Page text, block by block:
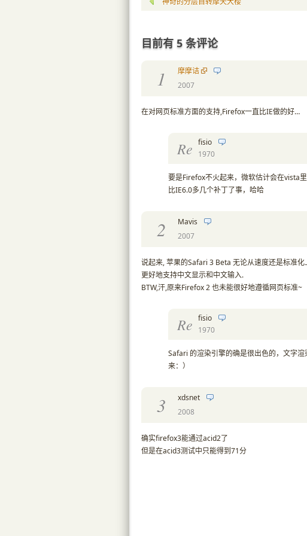
目前有 5 条评论
1
摩摩诘
2007
在对网页标准方面的支持,Firefox一直比IE做的好…
Re fisio
1970
要是Firefox不火起来，微软估计会在vista
比IE6.0多几个补丁了事，哈哈
2
Mavis
2007
说起来, 苹果的Safari 3 Beta 无论从速度还是标准
更好地支持中文显示和中文输入.
BTW,汗,原来Firefox 2 也未能很好地遵循网页标准~
Re fisio
1970
Safari 的渲染引擎的确是很出色的，文字
来：）
3
xdsnet
2008
确实firefox3能通过acid2了
但是在acid3测试中只能得到71分